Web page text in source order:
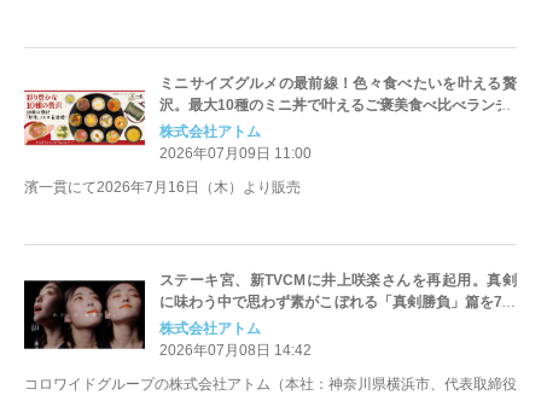
ミニサイズグルメの最前線！色々食べたいを叶える贅
沢。最大10種のミニ丼で叶えるご褒美食べ比べランチ
株式会社アトム
2026年07月09日 11:00
濱一貫にて2026年7月16日（木）より販売
ステーキ宮、新TVCMに井上咲楽さんを再起用。真剣
に味わう中で思わず素がこぼれる「真剣勝負」篇を7月
8日（水）より公開
株式会社アトム
2026年07月08日 14:42
コロワイドグループの株式会社アトム（本社：神奈川県横浜市、代表取締役